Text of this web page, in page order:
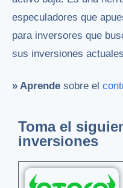
especuladores que
para inversores que
sus inversiones
» Aprende sobre el
Toma el
inversiones